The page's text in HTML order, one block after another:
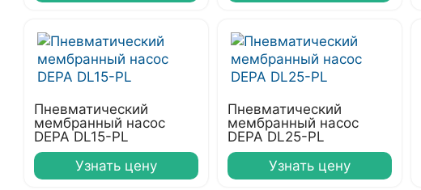
Пневматический
мембранный насос
DEPA DL15-PL
Узнать цену
Пневматический
мембранный насос
DEPA DL25-PL
Узнать цену